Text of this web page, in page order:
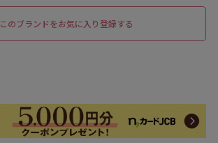
このブランドをお気に入り登録する